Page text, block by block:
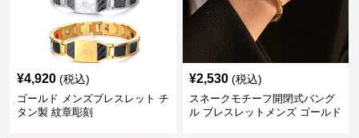
¥4,920 (税込)
ゴールド メンズブレスレット チ
タン製 紋章彫刻
¥2,530 (税込)
スネークモチーフ開閉式バング
ル ブレスレットメンズ ゴールド